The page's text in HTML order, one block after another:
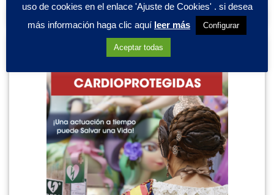
uso de cookies en el enlace 'Ajuste de Cookies' . si desea
más información haga clic aquí leer más Configurar
Aceptar todas